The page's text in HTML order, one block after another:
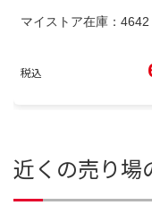
マイストア在庫： 4642
税込
近くの売り場